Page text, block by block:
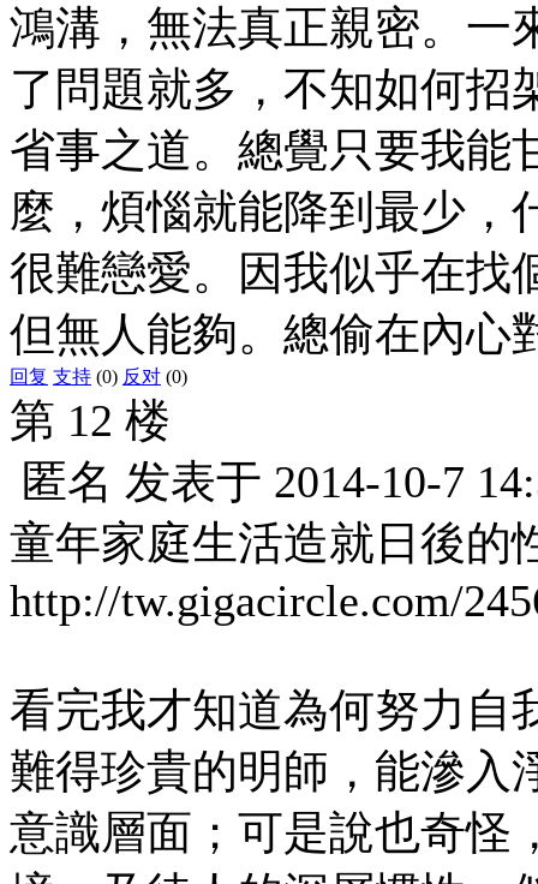
鴻溝，無法真正親密。一
了問題就多，不知如何招
省事之道。總覺只要我能
麼，煩惱就能降到最少，
很難戀愛。因我似乎在找
但無人能夠。總偷在內心
回复 支持 (0) 反对 (0)
第 12 楼
匿名 发表于 2014-10-7
童年家庭生活造就日後的
http://tw.gigacircle.com/
看完我才知道為何努力自
難得珍貴的明師，能滲入
意識層面；可是說也奇怪